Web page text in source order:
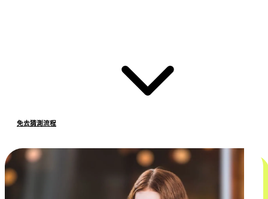
免去猜測流程